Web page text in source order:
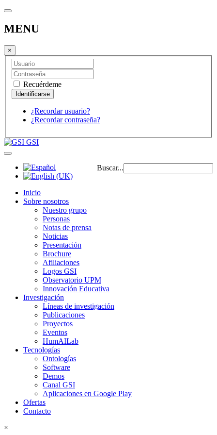
MENU
×
Recuérdeme
¿Recordar usuario?
¿Recordar contraseña?
GSI
Buscar...
Inicio
Sobre nosotros
Nuestro grupo
Personas
Notas de prensa
Noticias
Presentación
Brochure
Afiliaciones
Logos GSI
Observatorio UPM
Innovación Educativa
Investigación
Líneas de investigación
Publicaciones
Proyectos
Eventos
HumAILab
Tecnologías
Ontologías
Software
Demos
Canal GSI
Aplicaciones en Google Play
Ofertas
Contacto
×